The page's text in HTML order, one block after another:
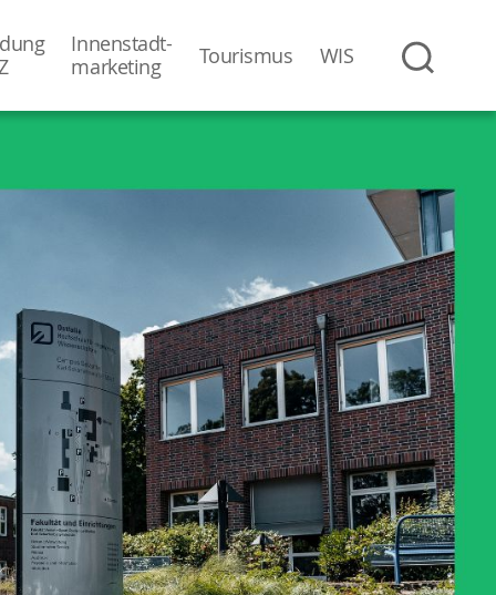
Innenstadt-
­marketing
Tourismus WIS